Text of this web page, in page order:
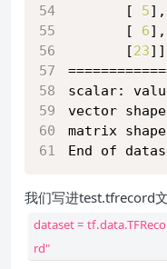
       [
5],
       [
6],
       [
23
scalar:
vector
matrix
End of
我们写进test.tfrecord
dataset =
rd"